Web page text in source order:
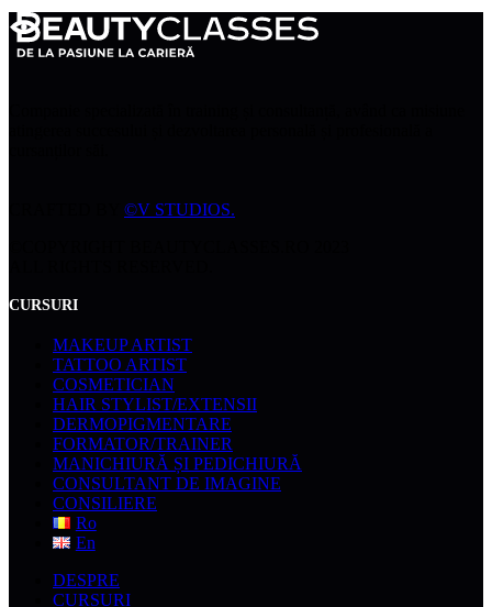
©V STUDIOS.
CURSURI
MAKEUP ARTIST
TATTOO ARTIST
COSMETICIAN
HAIR STYLIST/EXTENSII
DERMOPIGMENTARE
FORMATOR/TRAINER
MANICHIURĂ ȘI PEDICHIURĂ
CONSULTANT DE IMAGINE
CONSILIERE
Ro
En
DESPRE
CURSURI